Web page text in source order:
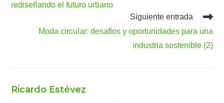
rediseñando el futuro urbano
Siguiente entrada
Moda circular: desafíos y oportunidades para una
industria sostenible (2)
Ricardo Estévez